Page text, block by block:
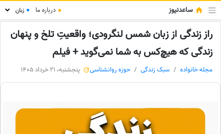
ساعدنیوز ● درباره ما ●
راز زندگی از زبان شمس لنگرودی؛ واقعیتِ تلخ و پنهان
زندگی که هیچ‌کس به شما نمی‌گوید + فیلم
مجله خانواده سبک زندگی حوزه روانشناسی پنجشنبه، 21 خرداد 1405